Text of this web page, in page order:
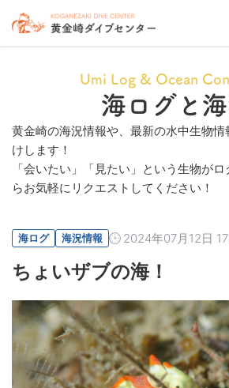
Umi Log & Ocean
海ログと
黄金崎の海況情報や、最新の水中生物
けします！
「会いたい」「見たい」という生物が
らお気軽にリクエストしてください！
海ログ 海況情報 2024年07月12日
ちょいザブの海！